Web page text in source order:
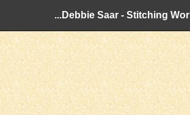
Debbie Saar - Stitching Wor...